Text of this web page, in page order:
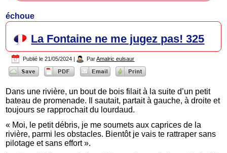
échoue
La Fontaine ne me jugez pas! 325
Publié le 21/05/2024 | Par Amalric eulsaur
Dans une rivière, un bout de bois filait à la suite d’un petit
bateau de promenade. Il sautait, partait à gauche, à droite et
toujours se rapprochait du lourdaud.
« Moi, le petit débris, je me soumets aux caprices de la
rivière, parmi les obstacles. Bientôt je vais te rattraper sans
pilotage et sans effort ».